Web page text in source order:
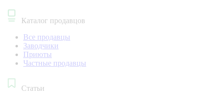
Каталог продавцов
Все продавцы
Заводчики
Приюты
Частные продавцы
Статьи